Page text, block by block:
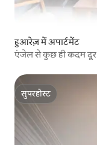
हुआरेज़ में अपार्टमेंट
एंजेल से कुछ ही कदम
सुपरहोस्ट
सुपरहोस्ट